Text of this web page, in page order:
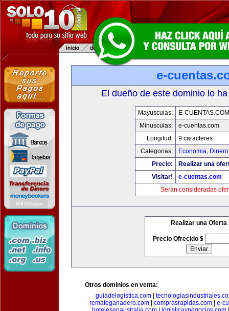
e-
El dueño de este dominio lo
Mayusculas:
E-CUENTAS.COM
Minusculas:
e-cuentas.com
Longitud:
9 caracteres
Categorias:
Economia,
Precio:
Realizar una
Visitar!
e-cuentas.com
Serán consideradas
Realizar una Oferta
Precio Ofrecido $
Otros dominios en venta:
guiadelogistica.com|
remateganadero.com
comprasrapidas.com
e-